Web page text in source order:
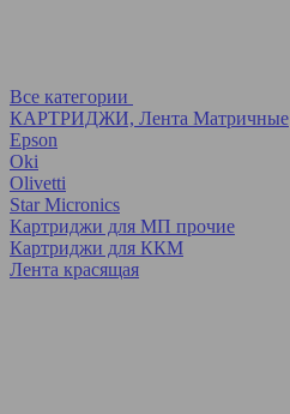
Все категории
КАРТРИДЖИ, Лента Матричные
Epson
Oki
Olivetti
Star Micronics
Картриджи для МП прочие
Картриджи для ККМ
Лента красящая